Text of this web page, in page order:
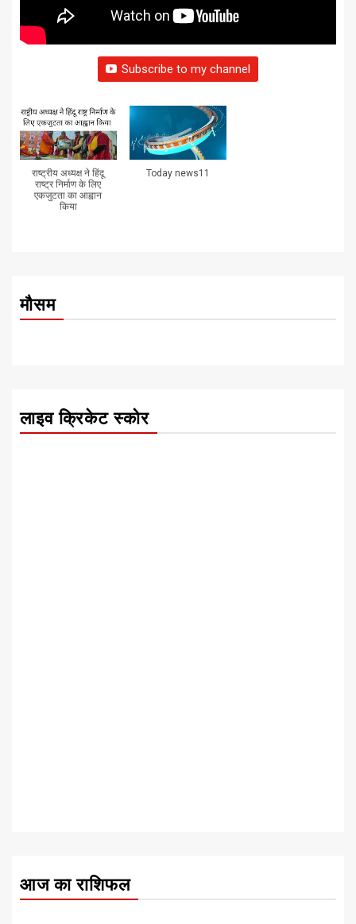
Subscribe to my channel
राष्ट्रीय अध्यक्ष ने हिंदू
राष्ट्र निर्माण के लिए
एकजुटता का आह्वान
किया
Today news11
मौसम
लाइव क्रिकेट स्कोर
आज का राशिफल